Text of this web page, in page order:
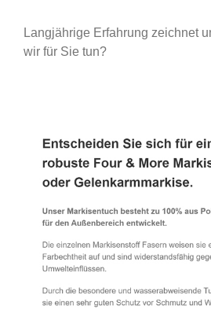
Langjährige Erfahrung zeichnet
wir für Sie tun?